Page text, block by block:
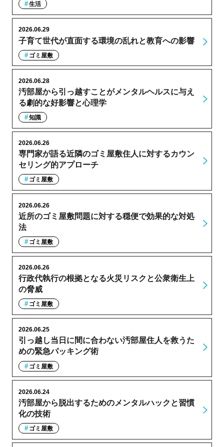
生活
子育て世代が直面する環境の乱れと教育への影響
2026.06.29
ゴミ屋敷
汚部屋から引っ越すことがメンタルヘルスに与え
る劇的な好影響と心理学
2026.06.28
知識
専門家が語る近隣のゴミ屋敷住人に対するカウン
セリング的アプローチ
2026.06.26
ゴミ屋敷
近所のゴミ屋敷問題に対する穏便で効果的な対処
法
2026.06.26
ゴミ屋敷
行政代執行の根拠となる火災リスクと公衆衛生上
の脅威
2026.06.26
ゴミ屋敷
引っ越し当日に間に合わない汚部屋住人を救うた
めの緊急パッキング術
2026.06.25
ゴミ屋敷
汚部屋から脱出するためのメンタルハックと習慣
化の技術
2026.06.24
ゴミ屋敷